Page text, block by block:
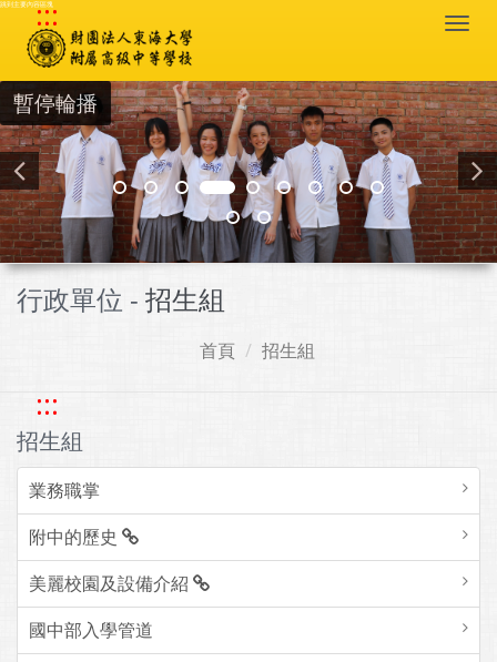
跳到主要內容區塊
:::
暫停輪播
行政單位 - 招生組
首頁 招生組
:::
招生組
業務職掌
附中的歷史
美麗校園及設備介紹
國中部入學管道